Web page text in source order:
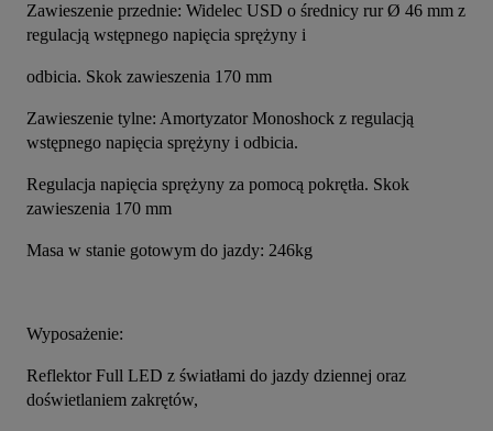
Zawieszenie przednie: Widelec USD o średnicy rur Ø 46 mm z
regulacją wstępnego napięcia sprężyny i
odbicia. Skok zawieszenia 170 mm
Zawieszenie tylne: Amortyzator Monoshock z regulacją
wstępnego napięcia sprężyny i odbicia.
Regulacja napięcia sprężyny za pomocą pokrętła. Skok
zawieszenia 170 mm
Masa w stanie gotowym do jazdy: 246kg
Wyposażenie:
Reflektor Full LED z światłami do jazdy dziennej oraz
doświetlaniem zakrętów,